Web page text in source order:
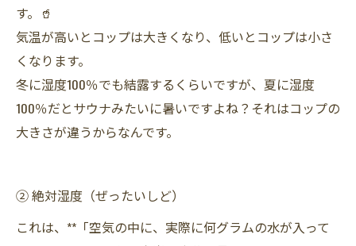
す。🥤
気温が高いとコップは大きくなり、低いとコップは小さ
くなります。
冬に湿度100％でも結露するくらいですが、夏に湿度
100％だとサウナみたいに暑いですよね？それはコップの
大きさが違うからなんです。
② 絶対湿度（ぜったいしど）
これは、**「空気の中に、実際に何グラムの水が入って